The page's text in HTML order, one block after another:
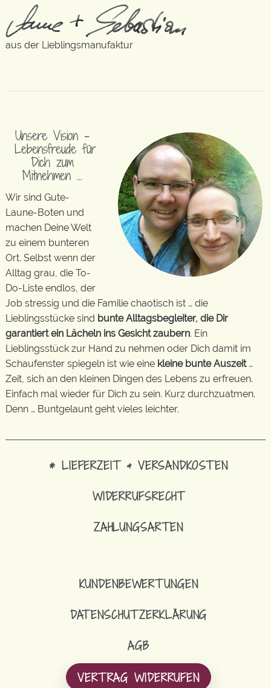
aus der Lieblingsmanufaktur
Unsere Vision –
Lebensfreude für
Dich zum
Mitnehmen …
Wir sind Gute-
Laune-Boten und
machen Deine Welt
zu einem bunteren
Ort. Selbst wenn der
Alltag grau, die To-
Do-Liste endlos, der
Job stressig und die Familie chaotisch ist … die
Lieblingsstücke sind bunte Alltagsbegleiter, die Dir
garantiert ein Lächeln ins Gesicht zaubern. Ein
Lieblingsstück zur Hand zu nehmen oder Dich damit im
Schaufenster spiegeln ist wie eine kleine bunte Auszeit…
Zeit, sich an den kleinen Dingen des Lebens zu erfreuen.
Einfach mal wieder für Dich zu sein. Kurz durchzuatmen.
Denn … Buntgelaunt geht vieles leichter.
* LIEFERZEIT & VERSANDKOSTEN
WIDERRUFSRECHT
ZAHLUNGSARTEN
KUNDENBEWERTUNGEN
DATENSCHUTZERKLÄRUNG
AGB
VERTRAG WIDERRUFEN